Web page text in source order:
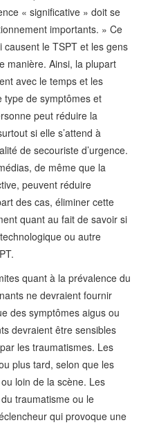
« significative » doit se
importants. » Ce
le TSPT et les gens
manière. Ainsi, la plupart
avec le temps et les
type de symptômes et
peut réduire la
si elle s’attend à
de secouriste d’urgence.
de même que la
peuvent réduire
des cas, éliminer cette
quant au fait de savoir si
ou autre
quant à la prévalence du
ne devraient fournir
des symptômes aigus ou
devraient être sensibles
les traumatismes. Les
plus tard, selon que les
loin de la scène. Les
traumatisme ou le
qui provoque une